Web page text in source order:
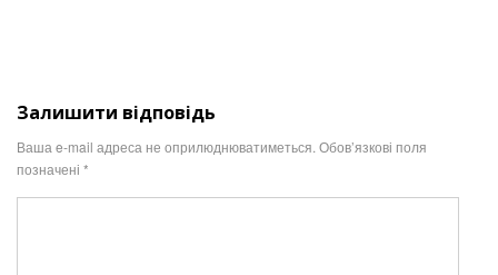
Залишити відповідь
Ваша e-mail адреса не оприлюднюватиметься. Обов’язкові поля
позначені *